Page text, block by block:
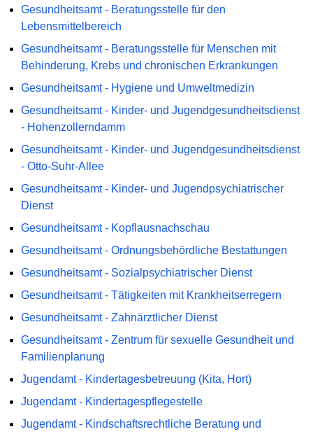
Gesundheitsamt - Beratungsstelle für den
Lebensmittelbereich
Gesundheitsamt - Beratungsstelle für Menschen mit
Behinderung, Krebs und chronischen Erkrankungen
Gesundheitsamt - Hygiene und Umweltmedizin
Gesundheitsamt - Kinder- und Jugendgesundheitsdienst
- Hohenzollerndamm
Gesundheitsamt - Kinder- und Jugendgesundheitsdienst
- Otto-Suhr-Allee
Gesundheitsamt - Kinder- und Jugendpsychiatrischer
Dienst
Gesundheitsamt - Kopflausnachschau
Gesundheitsamt - Ordnungsbehördliche Bestattungen
Gesundheitsamt - Sozialpsychiatrischer Dienst
Gesundheitsamt - Tätigkeiten mit Krankheitserregern
Gesundheitsamt - Zahnärztlicher Dienst
Gesundheitsamt - Zentrum für sexuelle Gesundheit und
Familienplanung
Jugendamt - Kindertagesbetreuung (Kita, Hort)
Jugendamt - Kindertagespflegestelle
Jugendamt - Kindschaftsrechtliche Beratung und